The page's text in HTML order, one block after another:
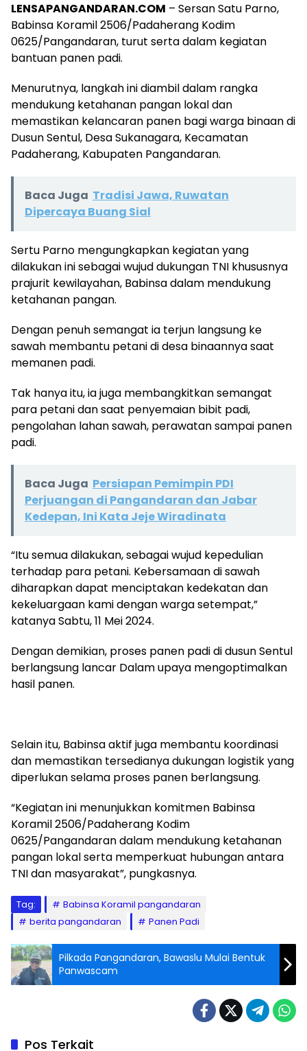
LENSAPANGANDARAN.COM – Sersan Satu Parno,
Babinsa Koramil 2506/Padaherang Kodim
0625/Pangandaran, turut serta dalam kegiatan
bantuan panen padi.
Menurutnya, langkah ini diambil dalam rangka
mendukung ketahanan pangan lokal dan
memastikan kelancaran panen bagi warga binaan di
Dusun Sentul, Desa Sukanagara, Kecamatan
Padaherang, Kabupaten Pangandaran.
Baca Juga Tradisi Jawa, Ruwatan
Dipercaya Buang Sial
Sertu Parno mengungkapkan kegiatan yang
dilakukan ini sebagai wujud dukungan TNI khususnya
prajurit kewilayahan, Babinsa dalam mendukung
ketahanan pangan.
Dengan penuh semangat ia terjun langsung ke
sawah membantu petani di desa binaannya saat
memanen padi.
Tak hanya itu, ia juga membangkitkan semangat
para petani dan saat penyemaian bibit padi,
pengolahan lahan sawah, perawatan sampai panen
padi.
Baca Juga Persiapan Pemimpin PDI
Perjuangan di Pangandaran dan Jabar
Kedepan, Ini Kata Jeje Wiradinata
“Itu semua dilakukan, sebagai wujud kepedulian
terhadap para petani. Kebersamaan di sawah
diharapkan dapat menciptakan kedekatan dan
kekeluargaan kami dengan warga setempat,”
katanya Sabtu, 11 Mei 2024.
Dengan demikian, proses panen padi di dusun Sentul
berlangsung lancar Dalam upaya mengoptimalkan
hasil panen.
Selain itu, Babinsa aktif juga membantu koordinasi
dan memastikan tersedianya dukungan logistik yang
diperlukan selama proses panen berlangsung.
“Kegiatan ini menunjukkan komitmen Babinsa
Koramil 2506/Padaherang Kodim
0625/Pangandaran dalam mendukung ketahanan
pangan lokal serta memperkuat hubungan antara
TNI dan masyarakat”, pungkasnya.
Tag:
Babinsa Koramil pangandaran
berita pangandaran
Panen Padi
Pilkada Pangandaran, Bawaslu Mulai Bentuk
Panwascam
Pos Terkait